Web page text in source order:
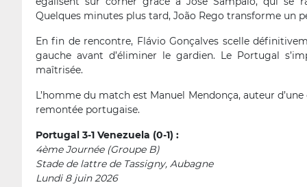
Quelques minutes plus tard, João Rego transforme un
En fin de rencontre, Flávio Gonçalves scelle
gauche avant d’éliminer le gardien. Le Portugal
maîtrisée.
L’homme du match est Manuel Mendonça, auteur
remontée portugaise.
Portugal 3-1 Venezuela (0-1) :
4ème Journée (Groupe B)
Stade de lattre de Tassigny, Aubagne
Lundi 8 juin 2026